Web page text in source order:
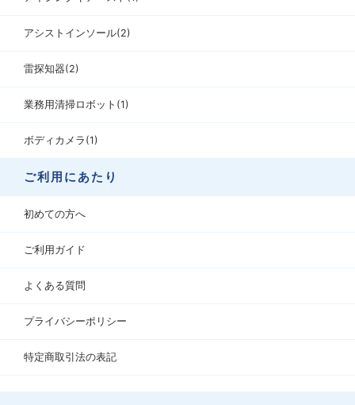
アシストインソール(2)
雷探知器(2)
業務用清掃ロボット(1)
ボディカメラ(1)
ご利用にあたり
初めての方へ
ご利用ガイド
よくある質問
プライバシーポリシー
特定商取引法の表記